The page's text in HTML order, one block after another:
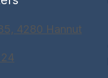
4280 Hannut